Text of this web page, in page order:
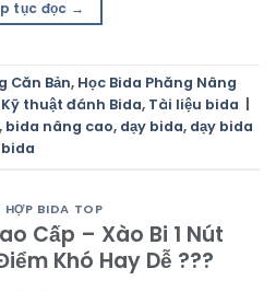
tục đọc →
Căn Bản, Học Bida Phăng Nâng
Kỹ thuật đánh Bida, Tài liệu bida
, bida nâng cao, dạy bida, dạy bida
HỢP BIDA TOP
Cấp – Xào Bi 1 Nút
Khó Hay Dễ ???